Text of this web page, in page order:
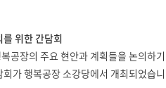
위한 간담회
공장의 주요 현안과 계획들을 논의하기
회가 행복공장 소강당에서 개최되었습니